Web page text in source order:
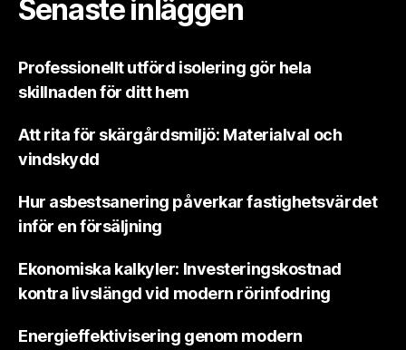
Senaste inläggen
Professionellt utförd isolering gör hela
skillnaden för ditt hem
Att rita för skärgårdsmiljö: Materialval och
vindskydd
Hur asbestsanering påverkar fastighetsvärdet
inför en försäljning
Ekonomiska kalkyler: Investeringskostnad
kontra livslängd vid modern rörinfodring
Energieffektivisering genom modern